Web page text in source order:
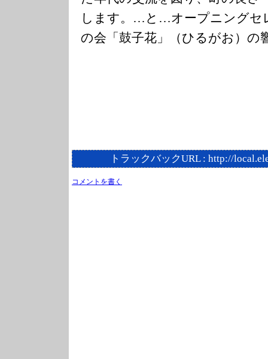
します。…と…オープニングセ
の会「鼓子花」（ひるがお）の
トラックバックURL : http://
コメントを書く